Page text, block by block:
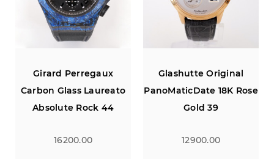
Glashutte Original
PanoMaticDate 18K Rose
Gold 39
12900.00
Girard Perregaux
Carbon Glass Laureato
Absolute Rock 44
16200.00